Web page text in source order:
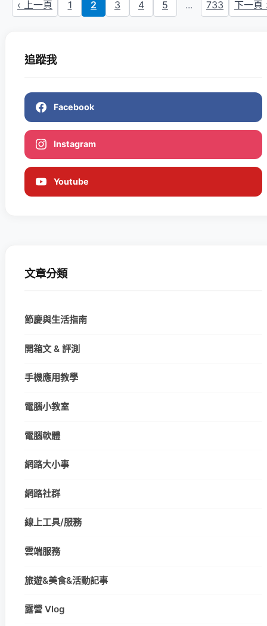
‹ 上一頁 1 2 3 4 5 ... 733 下一頁
追蹤我
Facebook
Instagram
Youtube
文章分類
節慶與生活指南
開箱文 & 評測
手機應用教學
電腦小教室
電腦軟體
網路大小事
網路社群
線上工具/服務
雲端服務
旅遊&美食&活動記事
露營 Vlog